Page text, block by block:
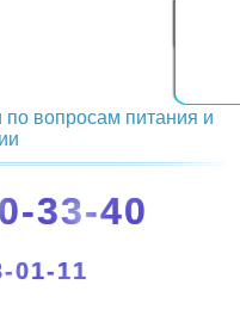
вопросам питания и
33-40
01-11